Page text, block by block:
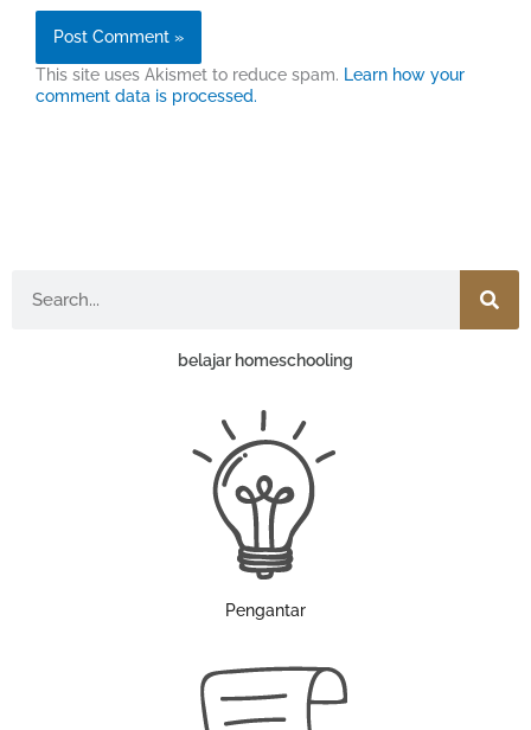
This site uses Akismet to reduce spam. Learn how your
comment data is processed.
belajar homeschooling
Pengantar